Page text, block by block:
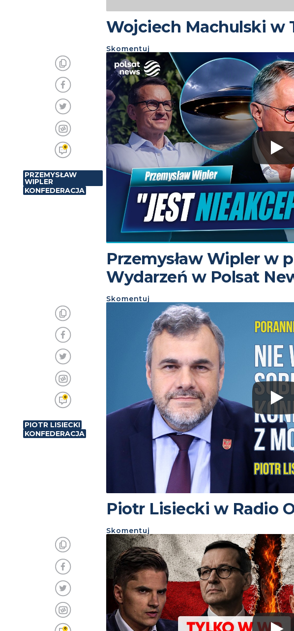
Wojciech Machulski w
Skomentuj
Przemysław Wipler w
Wydarzeń w Polsat
Skomentuj
0
PRZEMYSŁAW
WIPLER
KONFEDERACJA
Piotr Lisiecki w Radio
Skomentuj
0
PIOTR LISIECKI
KONFEDERACJA
0